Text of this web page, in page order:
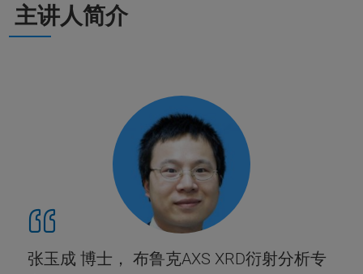
主讲人简介
张玉成 博士， 布鲁克AXS XRD衍射分析专